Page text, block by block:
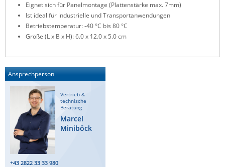
Eignet sich für Panelmontage (Plattenstärke max. 7mm)
Ist ideal für industrielle und Transportanwendungen
Betriebstemperatur: -40 °C bis 80 °C
Größe (L x B x H): 6.0 x 12.0 x 5.0 cm
Ansprechperson
Vertrieb &
technische
Beratung
Marcel
Miniböck
+43 2822 33 33 980